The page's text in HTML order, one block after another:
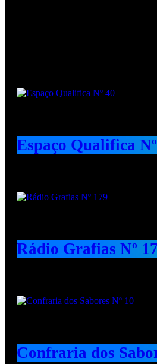
Espaço Qualifica
Rádio Grafias Nº
Confraria dos